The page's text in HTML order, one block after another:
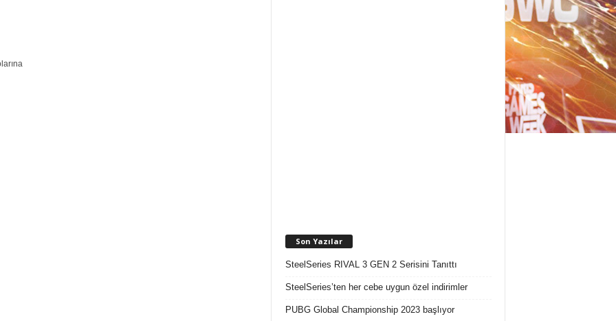
Son Yazılar
SteelSeries RIVAL 3 GEN 2 Serisini Tanıttı
SteelSeries’ten her cebe uygun özel indirimler
PUBG Global Championship 2023 başlıyor